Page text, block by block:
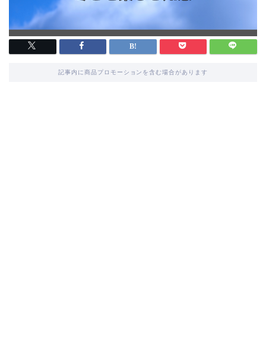
記事内に商品プロモーションを含む場合があります